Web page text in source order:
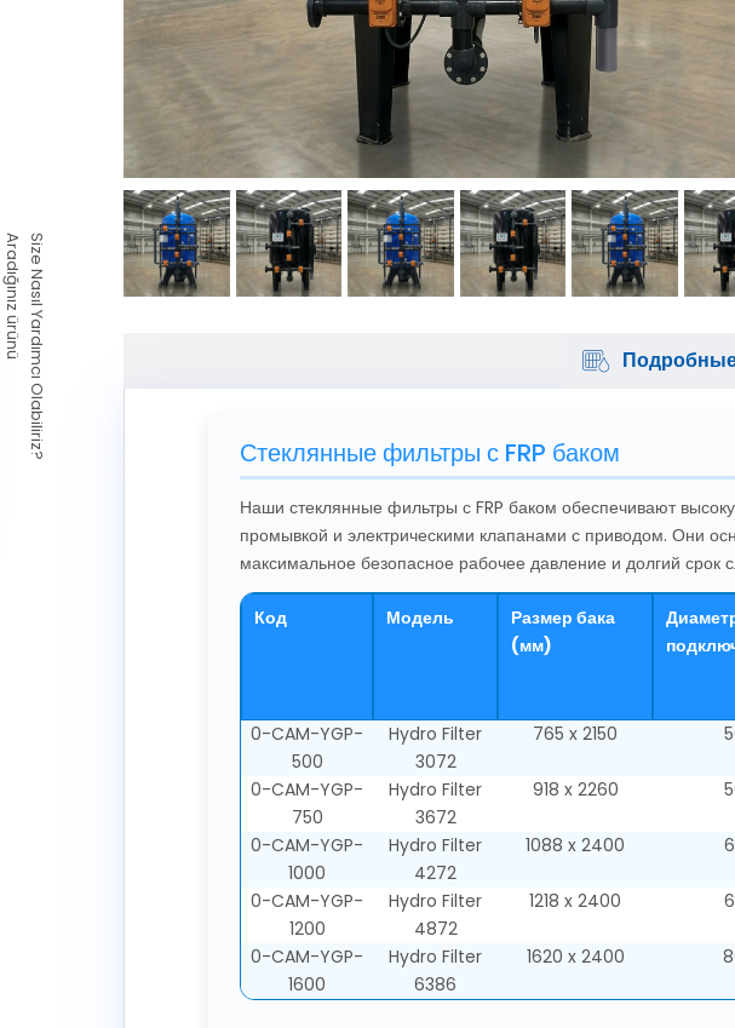
Подробные
Стеклянные фильтры с FRP баком
Наши стеклянные фильтры с FRP баком обеспечивают
промывкой и электрическими клапанами с приводом. Они
максимальное безопасное рабочее давление и долгий срок
Код Модель
Размер бака
(мм)
0-CAM-YGP-
500
Hydro Filter
3072
765 x 2150
0-CAM-YGP-
750
Hydro Filter
3672
918 x 2260
0-CAM-YGP-
1000
Hydro Filter
4272
1088 x 2400
0-CAM-YGP-
1200
Hydro Filter
4872
1218 x 2400
0-CAM-YGP-
1600
Hydro Filter
6386
1620 x 2400
Size Nasıl Yardımcı Olabiliriz?
Aradığınız ürünü